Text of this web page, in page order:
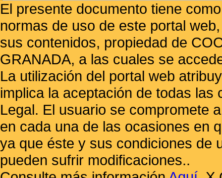
El presente documento tiene
normas de uso de este portal
sus contenidos, propiedad de
GRANADA, a las cuales se
La utilización del portal web
implica la aceptación de todas
Legal. El usuario se compromete
en cada una de las ocasiones en
ya que éste y sus condiciones de
pueden sufrir modificaciones..